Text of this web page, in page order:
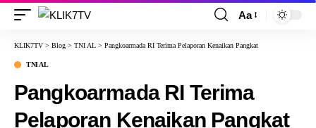
Aa
KLIK7TV > Blog > TNI AL > Pangkoarmada RI Terima Pelaporan Kenaikan Pangkat
TNI AL
Pangkoarmada RI Terima
Pelaporan Kenaikan Pangkat